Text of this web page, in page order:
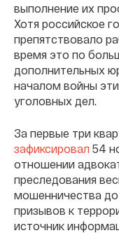
выполнение их
Хотя российское
препятствовало
время это по
дополнительных
началом войны
уголовных дел.
За первые три
зафиксировал 54
отношении
преследования
мошенничества
призывов к
источник